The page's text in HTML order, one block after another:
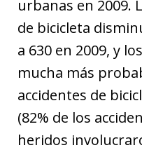
urbanas en 2009.
de bicicleta
a 630 en 2009, y
mucha más
accidentes de
(82% de los
heridos